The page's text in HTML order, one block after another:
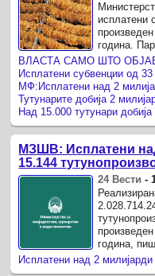
исплатени
година.
МЗШВ: Исплатени
15.144
24 Вести -
година,